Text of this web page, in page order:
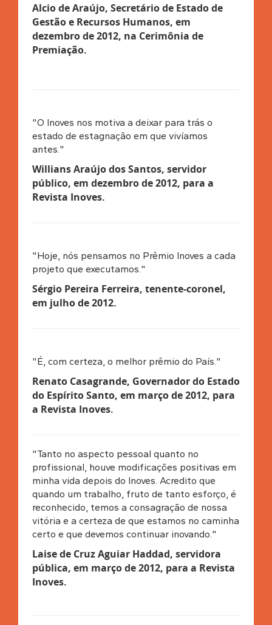
Alcio de Araújo, Secretário de Estado de
Gestão e Recursos Humanos, em
dezembro de 2012, na Cerimônia de
Premiação.
"O Inoves nos motiva a deixar para trás o
estado de estagnação em que vivíamos
antes."
Willians Araújo dos Santos, servidor
público, em dezembro de 2012, para a
Revista Inoves.
"Hoje, nós pensamos no Prêmio Inoves a cada
projeto que executamos."
Sérgio Pereira Ferreira, tenente-coronel,
em julho de 2012.
"É, com certeza, o melhor prêmio do País."
Renato Casagrande, Governador do Estado
do Espírito Santo, em março de 2012, para
a Revista Inoves.
"Tanto no aspecto pessoal quanto no
profissional, houve modificações positivas em
minha vida depois do Inoves. Acredito que
quando um trabalho, fruto de tanto esforço, é
reconhecido, temos a consagração de nossa
vitória e a certeza de que estamos no caminha
certo e que devemos continuar inovando."
Laise de Cruz Aguiar Haddad, servidora
pública, em março de 2012, para a Revista
Inoves.